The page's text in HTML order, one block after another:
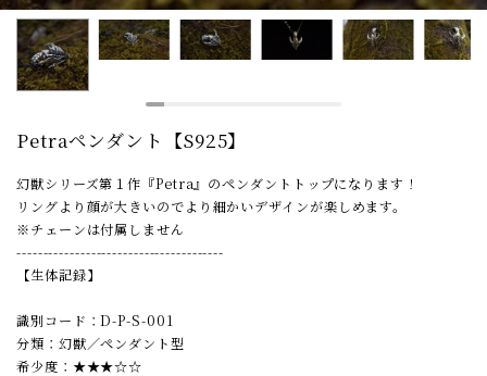
Petraペンダント【S925】
幻獣シリーズ第１作『Petra』のペンダントトップになります！
リングより顔が大きいのでより細かいデザインが楽しめます。
※チェーンは付属しません
---------------------------------------
【生体記録】
識別コード：D-P-S-001
分類：幻獣／ペンダント型
希少度：★★★☆☆